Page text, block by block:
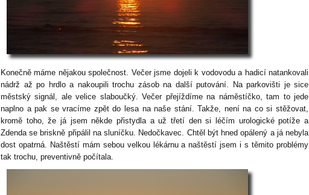
Konečně máme nějakou společnost. Večer jsme dojeli k vodovodu a hadicí natankovali
nádrž až po hrdlo a nakoupili trochu zásob na další putování. Na parkovišti je sice
městský signál, ale velice slaboučký. Večer přejíždíme na náměstíčko, tam to jede
naplno a pak se vracíme zpět do lesa na naše stání. Takže, není na co si stěžovat,
kromě toho, že já jsem někde přistydla a už třetí den si léčím urologické potíže a
Zdenda se briskně připálil na sluníčku. Nedočkavec. Chtěl být hned opálený a já nebyla
dost opatrná. Naštěstí mám sebou velkou lékárnu a naštěstí jsem i s těmito problémy
tak trochu, preventivně počítala.